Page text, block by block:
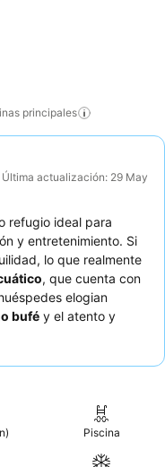
principales
Última actualización: 29 May
refugio ideal para
y entretenimiento. Si
lo que realmente
, que cuenta con
elogian
bufé y el atento y
una habitación
Piscina